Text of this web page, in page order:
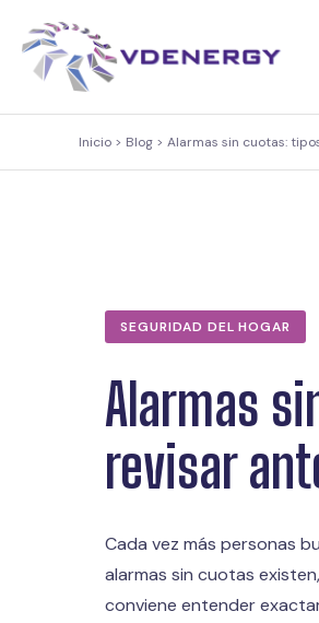
Inicio > Blog > Alarmas sin cuotas:
SEGURIDAD DEL HOGAR
Alarmas
revisar
Cada vez más personas
alarmas sin cuotas
conviene entender